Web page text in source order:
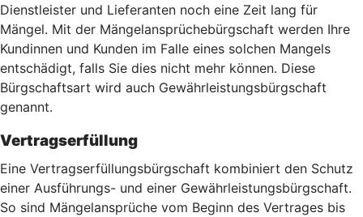
Dienstleister und Lieferanten noch eine Zeit lang für
Mängel. Mit der Mängelansprüchebürgschaft werden Ihre
Kundinnen und Kunden im Falle eines solchen Mangels
entschädigt, falls Sie dies nicht mehr können. Diese
Bürgschaftsart wird auch Gewährleistungsbürgschaft
genannt.
Vertragserfüllung
Eine Vertragserfüllungsbürgschaft kombiniert den Schutz
einer Ausführungs- und einer Gewährleistungsbürgschaft.
So sind Mängelansprüche vom Beginn des Vertrages bis